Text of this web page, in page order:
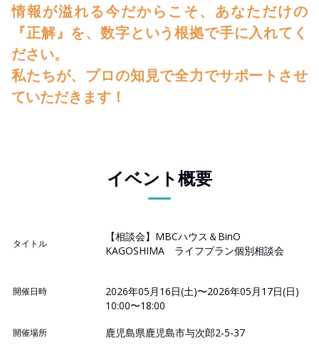
情報が溢れる今だからこそ、あなただけの
『正解』を、数字という根拠で手に入れてく
ださい。
私たちが、プロの知見で全力でサポートさせ
ていただきます！
イベント概要
タイトル
【相談会】MBCハウス＆BinO
KAGOSHIMA ライフプラン個別相談会
開催日時
2026年05月16日(土)〜2026年05月17日(日)
10:00〜18:00
開催場所 鹿児島県鹿児島市与次郎2-5-37